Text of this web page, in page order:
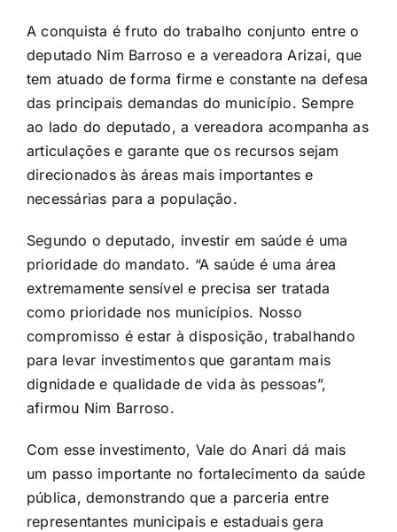
A conquista é fruto do trabalho conjunto entre o
deputado Nim Barroso e a vereadora Arizai, que
tem atuado de forma firme e constante na defesa
das principais demandas do município. Sempre
ao lado do deputado, a vereadora acompanha as
articulações e garante que os recursos sejam
direcionados às áreas mais importantes e
necessárias para a população.
Segundo o deputado, investir em saúde é uma
prioridade do mandato. “A saúde é uma área
extremamente sensível e precisa ser tratada
como prioridade nos municípios. Nosso
compromisso é estar à disposição, trabalhando
para levar investimentos que garantam mais
dignidade e qualidade de vida às pessoas”,
afirmou Nim Barroso.
Com esse investimento, Vale do Anari dá mais
um passo importante no fortalecimento da saúde
pública, demonstrando que a parceria entre
representantes municipais e estaduais gera